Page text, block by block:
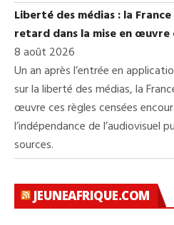
Liberté des médias : la
retard dans la mise en œuvre
8 août 2026
Un an après l’entrée en
sur la liberté des médias, la
œuvre ces règles censées
l’indépendance de l’audiovisuel
sources.
JEUNEAFRIQUE.COM